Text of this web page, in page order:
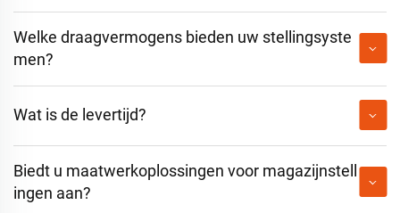
Welke draagvermogens bieden uw stellingsyste
men?
Wat is de levertijd?
Biedt u maatwerkoplossingen voor magazijnstell
ingen aan?